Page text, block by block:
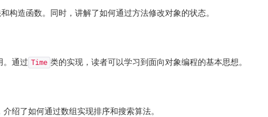
构造函数。同时，讲解了如何通过方法修改对象的状态。
。通过 Time 类的实现，读者可以学习到面向对象编程的基本思想。
绍了如何通过数组实现排序和搜索算法。